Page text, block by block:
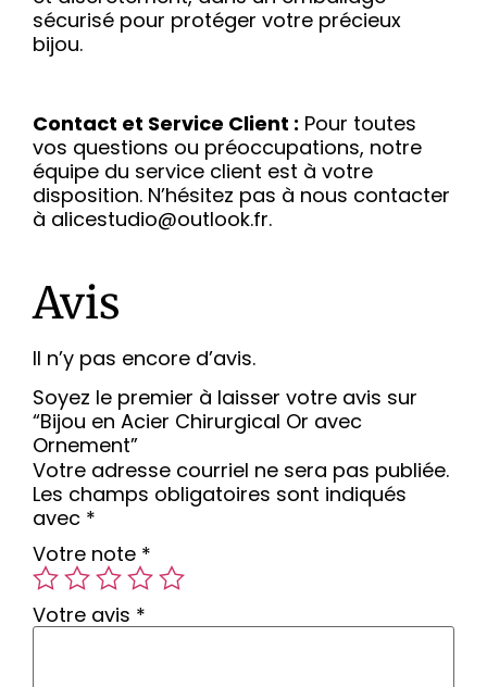
sécurisé pour protéger votre précieux
bijou.
Contact et Service Client : Pour toutes
vos questions ou préoccupations, notre
équipe du service client est à votre
disposition. N’hésitez pas à nous contacter
à alicestudio@outlook.fr.
Avis
Il n’y pas encore d’avis.
Soyez le premier à laisser votre avis sur
“Bijou en Acier Chirurgical Or avec
Ornement”
Votre adresse courriel ne sera pas publiée.
Les champs obligatoires sont indiqués
avec *
Votre note *
Votre avis *